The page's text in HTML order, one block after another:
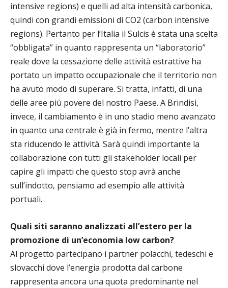
intensive regions) e quelli ad alta intensità carbonica,
quindi con grandi emissioni di CO2 (carbon intensive
regions). Pertanto per l’Italia il Sulcis è stata una scelta
“obbligata” in quanto rappresenta un “laboratorio”
reale dove la cessazione delle attività estrattive ha
portato un impatto occupazionale che il territorio non
ha avuto modo di superare. Si tratta, infatti, di una
delle aree più povere del nostro Paese. A Brindisi,
invece, il cambiamento è in uno stadio meno avanzato
in quanto una centrale è già in fermo, mentre l’altra
sta riducendo le attività. Sarà quindi importante la
collaborazione con tutti gli stakeholder locali per
capire gli impatti che questo stop avrà anche
sull’indotto, pensiamo ad esempio alle attività
portuali.
Quali siti saranno analizzati all’estero per la
promozione di un’economia low carbon?
Al progetto partecipano i partner polacchi, tedeschi e
slovacchi dove l’energia prodotta dal carbone
rappresenta ancora una quota predominante nel